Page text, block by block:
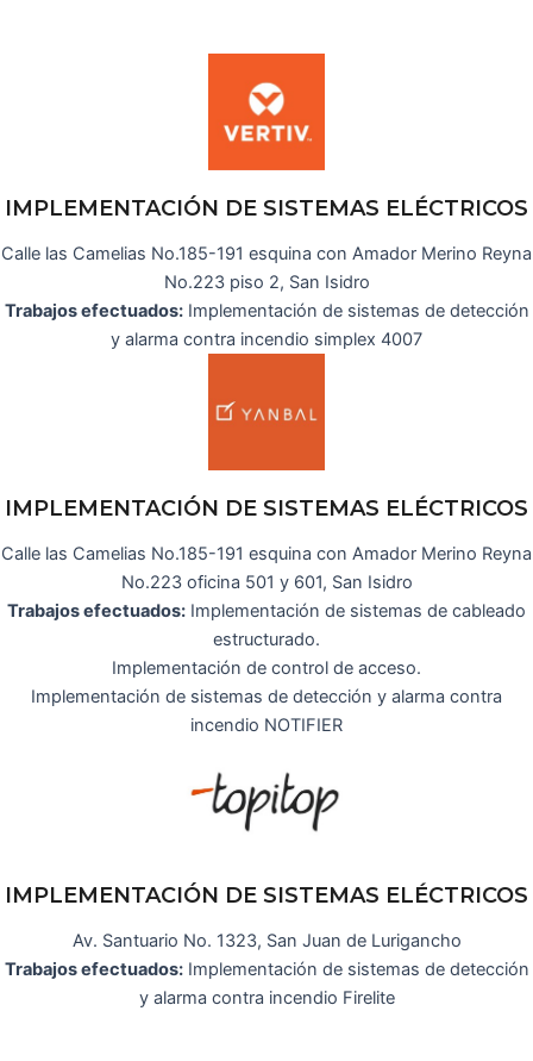
IMPLEMENTACIÓN DE SISTEMAS ELÉCTRICOS
Calle las Camelias No.185-191 esquina con Amador Merino Reyna
No.223 piso 2, San Isidro
Trabajos efectuados:Implementación de sistemas de detección
y alarma contra incendio simplex 4007
IMPLEMENTACIÓN DE SISTEMAS ELÉCTRICOS
Calle las Camelias No.185-191 esquina con Amador Merino Reyna
No.223 oficina 501 y 601, San Isidro
Trabajos efectuados: Implementación de sistemas de cableado
estructurado.
Implementación de control de acceso.
Implementación de sistemas de detección y alarma contra
incendio NOTIFIER
IMPLEMENTACIÓN DE SISTEMAS ELÉCTRICOS
Av. Santuario No. 1323, San Juan de Lurigancho
Trabajos efectuados:Implementación de sistemas de detección
y alarma contra incendio Firelite